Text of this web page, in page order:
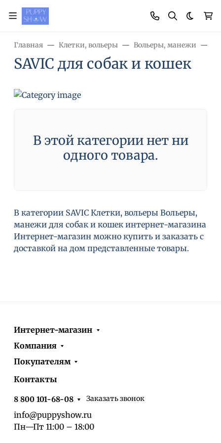
Главная Клетки, вольеры Вольеры, манежи
SAVIC для собак и кошек
В этой категории нет ни
одного товара.
В категории SAVIC Клетки, вольеры Вольеры,
манежи для собак и кошек интернет-магазина
Интернет-магазин можно купить и заказать с
доставкой на дом представленные товары.
Интернет-магазин
Компания
Покупателям
Контакты
8 800 101-68-08 Заказать звонок
info@puppyshow.ru
Пн—Пт 11:00 – 18:00